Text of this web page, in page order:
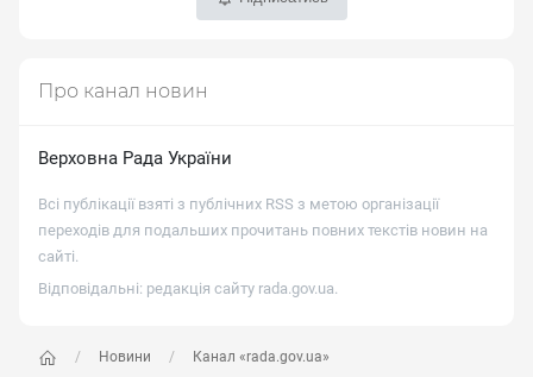
Новини Канал «rada.gov.ua»
Про канал новин
Верховна Рада України
Всі публікації взяті з публічних RSS з метою організації
переходів для подальших прочитань повних текстів новин на
сайті.
Відповідальні: редакція сайту rada.gov.ua.